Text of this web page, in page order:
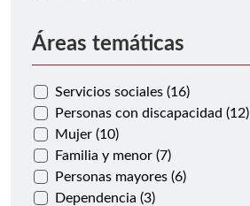
Áreas temáticas
Servicios sociales (16)
Personas con discapacidad (12)
Mujer (10)
Familia y menor (7)
Personas mayores (6)
Dependencia (3)